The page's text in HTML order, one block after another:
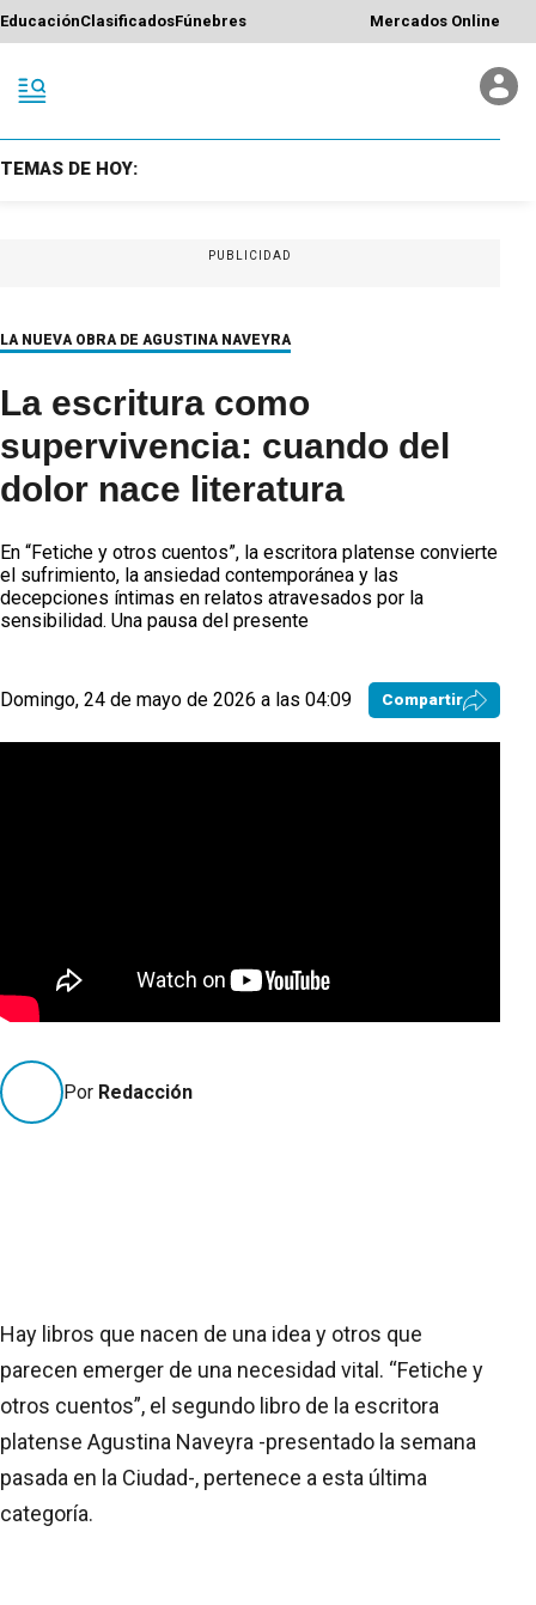
EducaciónClasificadosFúnebres Mercados Online
TEMAS DE HOY:
PUBLICIDAD
LA NUEVA OBRA DE AGUSTINA NAVEYRA
La escritura como
supervivencia: cuando del
dolor nace literatura
En “Fetiche y otros cuentos”, la escritora platense convierte
el sufrimiento, la ansiedad contemporánea y las
decepciones íntimas en relatos atravesados por la
sensibilidad. Una pausa del presente
Domingo, 24 de mayo de 2026 a las 04:09 Compartir
Por Redacción
Hay libros que nacen de una idea y otros que
parecen emerger de una necesidad vital. “Fetiche y
otros cuentos”, el segundo libro de la escritora
platense Agustina Naveyra -presentado la semana
pasada en la Ciudad-, pertenece a esta última
categoría.